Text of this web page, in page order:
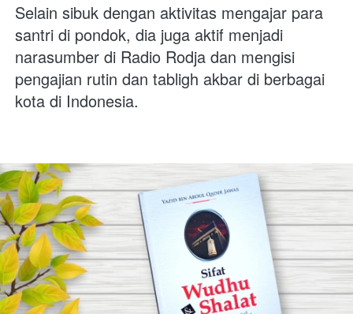
Selain sibuk dengan aktivitas mengajar para
santri di pondok, dia juga aktif menjadi
narasumber di Radio Rodja dan mengisi
pengajian rutin dan tabligh akbar di berbagai
kota di Indonesia.